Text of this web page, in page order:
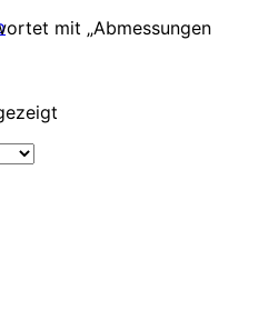
mit „Abmessungen